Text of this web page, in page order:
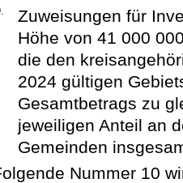
Zuweisungen für
Höhe von 41 000
die den
2024 gültigen
Gesamtbetrags zu
jeweiligen Anteil an
Gemeinden
Nummer 10